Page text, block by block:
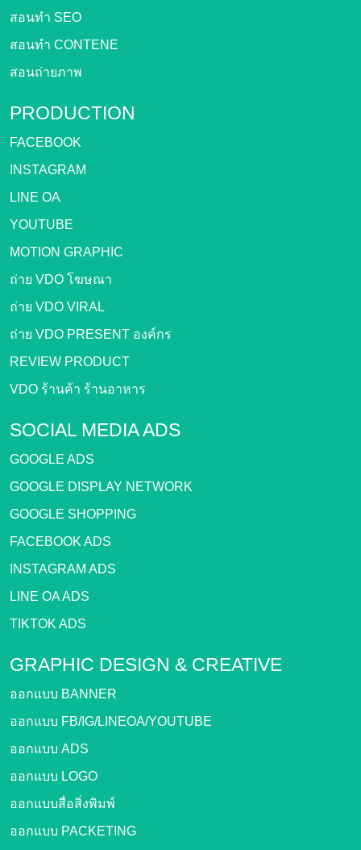
สอนทำ SEO
สอนทำ CONTENE
สอนถ่ายภาพ
PRODUCTION
FACEBOOK
INSTAGRAM
LINE OA
YOUTUBE
MOTION GRAPHIC
ถ่าย VDO โฆษณา
ถ่าย VDO VIRAL
ถ่าย VDO PRESENT องค์กร
REVIEW PRODUCT
VDO ร้านค้า ร้านอาหาร
SOCIAL MEDIA ADS
GOOGLE ADS
GOOGLE DISPLAY NETWORK
GOOGLE SHOPPING
FACEBOOK ADS
INSTAGRAM ADS
LINE OA ADS
TIKTOK ADS
GRAPHIC DESIGN & CREATIVE
ออกแบบ BANNER
ออกแบบ FB/IG/LINEOA/YOUTUBE
ออกแบบ ADS
ออกแบบ LOGO
ออกแบบสื่อสิ่งพิมพ์
ออกแบบ PACKETING